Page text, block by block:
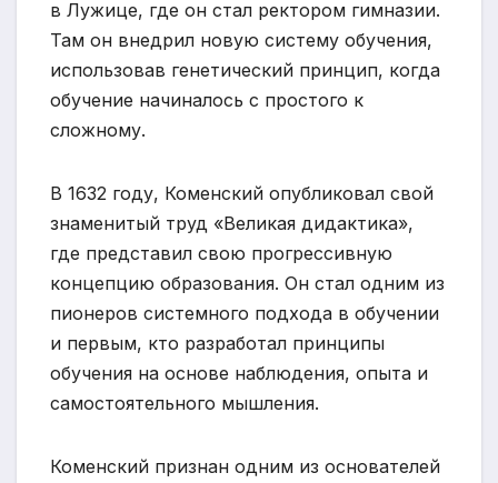
в Лужице, где он стал ректором гимназии.
Там он внедрил новую систему обучения,
использовав генетический принцип, когда
обучение начиналось с простого к
сложному.
В 1632 году, Коменский опубликовал свой
знаменитый труд «Великая дидактика»,
где представил свою прогрессивную
концепцию образования. Он стал одним из
пионеров системного подхода в обучении
и первым, кто разработал принципы
обучения на основе наблюдения, опыта и
самостоятельного мышления.
Коменский признан одним из основателей